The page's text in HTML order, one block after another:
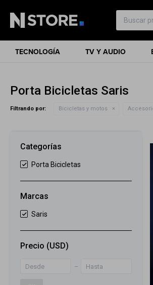
TECNOLOGÍA TV Y AUDIO
Porta Bicicletas Saris
Filtrando por: Bicicletas y motos
Categorías
Porta Bicicletas
Marcas
Saris
Precio (USD)